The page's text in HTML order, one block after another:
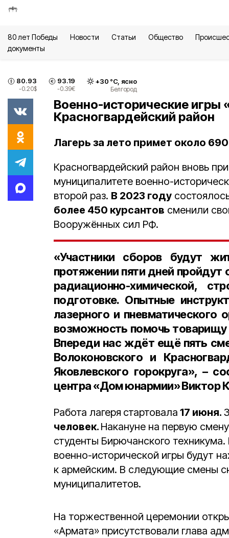
80 лет Победы Новости Статьи Общество
документы
80.93
-0.20$
93.19
-0.39€
+30 °С, ясно
Белгород
Военно-исторические игры
Красногвардейский район
Лагерь за лето примет около
Красногвардейский район вновь
муниципалитете военно-
второй раз. В 2023 году
более 450 курсантов сменили
Вооружённых сил РФ.
«Участники сборов будут
протяжении пяти дней пройдут
радиационно-химической,
подготовке. Опытные
лазерного и
возможность помочь товарищу
Впереди нас ждёт ещё пять
Волоконовского и
Яковлевского горокруга», –
центра «Дом юнармии» Виктор
Работа лагеря стартовала 17 июня.
человек. Накануне на первую
студенты Бирючанского
военно-исторической игры будут
к армейским. В следующие смены
муниципалитетов.
На торжественной церемонии
«Армата» присутствовали глава